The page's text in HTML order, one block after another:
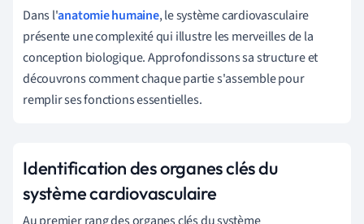
Dans l'anatomie humaine, le système cardiovasculaire
présente une complexité qui illustre les merveilles de la
conception biologique. Approfondissons sa structure et
découvrons comment chaque partie s'assemble pour
remplir ses fonctions essentielles.
Identification des organes clés du
système cardiovasculaire
Au premier rang des organes clés du système